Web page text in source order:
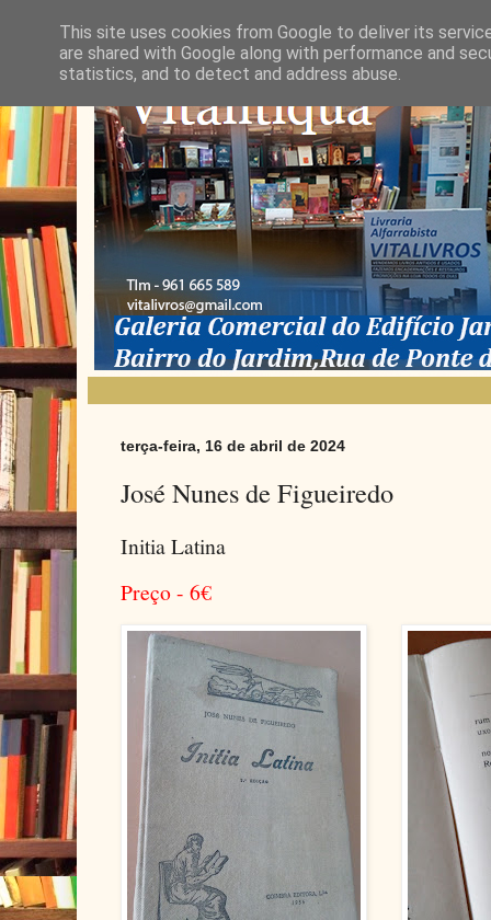
terça-feira, 16 de abril de 2024
José Nunes de Figueiredo
Initia Latina
Preço - 6€
This site uses cookies from Google to deliver its
are shared with Google along with performance and
statistics, and to detect and address abuse.